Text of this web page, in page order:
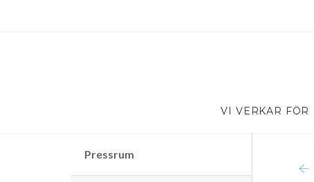
VI VERKAR FÖR
Pressrum